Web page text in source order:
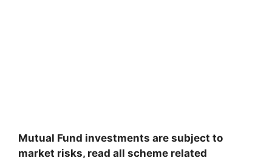
Mutual Fund investments are subject to
market risks, read all scheme related